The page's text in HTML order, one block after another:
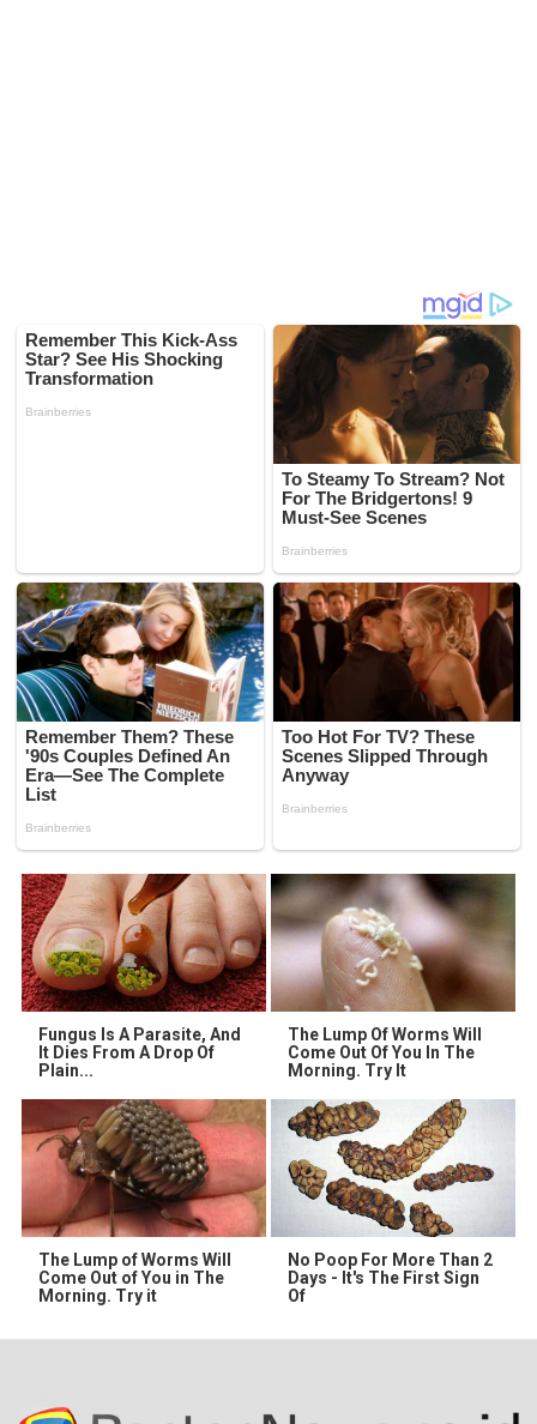
Fungus Is A Parasite, And
It Dies From A Drop Of
Plain...
The Lump Of Worms Will
Come Out Of You In The
Morning. Try It
The Lump of Worms Will
Come Out of You in The
Morning. Try it
No Poop For More Than 2
Days - It's The First Sign
Of